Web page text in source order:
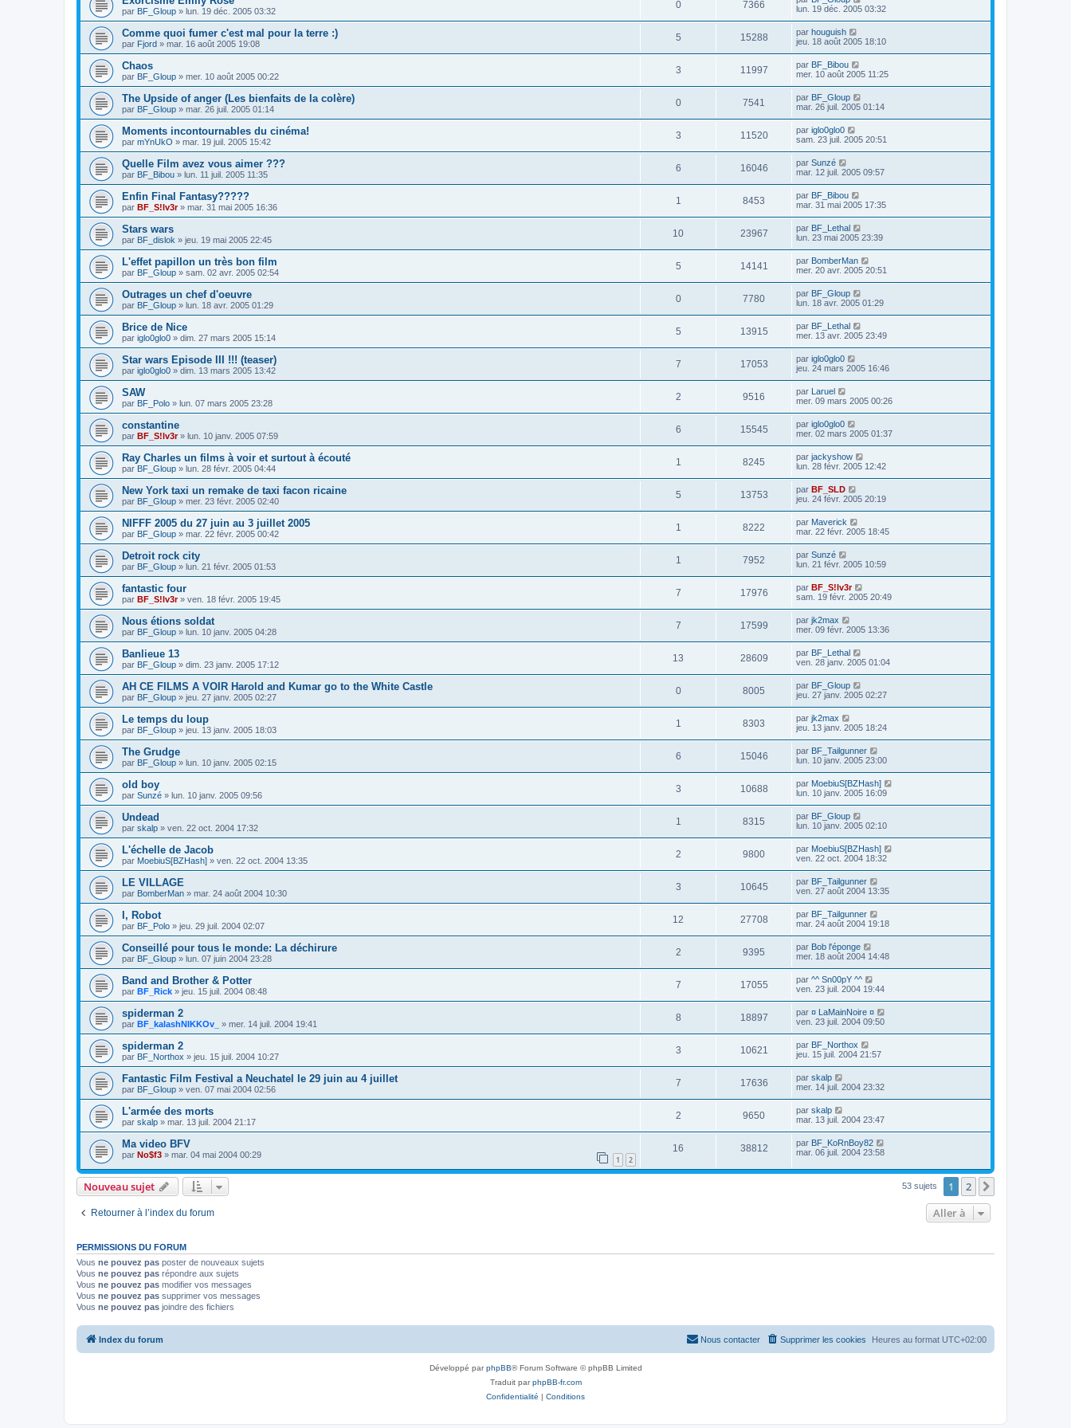
par BF_Gloup » lun. 19 déc. 2005 03:32
0 7366
lun. 19 déc. 2005 03:32
Comme quoi fumer c'est mal pour la terre :)
par Fjord » mar. 16 août 2005 19:08
5 15288 par houguish
jeu. 18 août 2005 18:10
Chaos
par BF_Gloup » mer. 10 août 2005 00:22
3 11997 par BF_Bibou
mer. 10 août 2005 11:25
The Upside of anger (Les bienfaits de la colère)
par BF_Gloup » mar. 26 juil. 2005 01:14
0 7541 par BF_Gloup
mar. 26 juil. 2005 01:14
Moments incontournables du cinéma!
par mYnUkO » mar. 19 juil. 2005 15:42
3 11520 par iglo0glo0
sam. 23 juil. 2005 20:51
Quelle Film avez vous aimer ???
par BF_Bibou » lun. 11 juil. 2005 11:35
6 16046 par Sunzé
mar. 12 juil. 2005 09:57
Enfin Final Fantasy?????
par BF_S!lv3r» mar. 31 mai 2005 16:36
1 8453 par BF_Bibou
mar. 31 mai 2005 17:35
Stars wars
par BF_dislok » jeu. 19 mai 2005 22:45
10 23967 par BF_Lethal
lun. 23 mai 2005 23:39
L'effet papillon un très bon film
par BF_Gloup » sam. 02 avr. 2005 02:54
5 14141 par BomberMan
mer. 20 avr. 2005 20:51
Outrages un chef d'oeuvre
par BF_Gloup » lun. 18 avr. 2005 01:29
0 7780 par BF_Gloup
lun. 18 avr. 2005 01:29
Brice de Nice
par iglo0glo0 » dim. 27 mars 2005 15:14
5 13915 par BF_Lethal
mer. 13 avr. 2005 23:49
Star wars Episode III !!! (teaser)
par iglo0glo0 » dim. 13 mars 2005 13:42
7 17053 par iglo0glo0
jeu. 24 mars 2005 16:46
SAW
par BF_Polo » lun. 07 mars 2005 23:28
2 9516 par Laruel
mer. 09 mars 2005 00:26
constantine
par BF_S!lv3r» lun. 10 janv. 2005 07:59
6 15545 par iglo0glo0
mer. 02 mars 2005 01:37
Ray Charles un films à voir et surtout à écouté
par BF_Gloup » lun. 28 févr. 2005 04:44
1 8245 par jackyshow
lun. 28 févr. 2005 12:42
New York taxi un remake de taxi facon ricaine
par BF_Gloup » mer. 23 févr. 2005 02:40
5 13753 par BF_SLD
jeu. 24 févr. 2005 20:19
NIFFF 2005 du 27 juin au 3 juillet 2005
par BF_Gloup » mar. 22 févr. 2005 00:42
1 8222 par Maverick
mar. 22 févr. 2005 18:45
Detroit rock city
par BF_Gloup » lun. 21 févr. 2005 01:53
1 7952 par Sunzé
lun. 21 févr. 2005 10:59
fantastic four
par BF_S!lv3r» ven. 18 févr. 2005 19:45
7 17976 par BF_S!lv3r
sam. 19 févr. 2005 20:49
Nous étions soldat
par BF_Gloup » lun. 10 janv. 2005 04:28
7 17599 par jk2max
mer. 09 févr. 2005 13:36
Banlieue 13
par BF_Gloup » dim. 23 janv. 2005 17:12
13 28609 par BF_Lethal
ven. 28 janv. 2005 01:04
AH CE FILMS A VOIR Harold and Kumar go to the White Castle
par BF_Gloup » jeu. 27 janv. 2005 02:27
0 8005 par BF_Gloup
jeu. 27 janv. 2005 02:27
Le temps du loup
par BF_Gloup » jeu. 13 janv. 2005 18:03
1 8303 par jk2max
jeu. 13 janv. 2005 18:24
The Grudge
par BF_Gloup » lun. 10 janv. 2005 02:15
6 15046 par BF_Tailgunner
lun. 10 janv. 2005 23:00
old boy
par Sunzé » lun. 10 janv. 2005 09:56
3 10688 par MoebiuS[BZHash]
lun. 10 janv. 2005 16:09
Undead
par skalp » ven. 22 oct. 2004 17:32
1 8315 par BF_Gloup
lun. 10 janv. 2005 02:10
L'échelle de Jacob
par MoebiuS[BZHash] » ven. 22 oct. 2004 13:35
2 9800 par MoebiuS[BZHash]
ven. 22 oct. 2004 18:32
LE VILLAGE
par BomberMan » mar. 24 août 2004 10:30
3 10645 par BF_Tailgunner
ven. 27 août 2004 13:35
I, Robot
par BF_Polo » jeu. 29 juil. 2004 02:07
12 27708 par BF_Tailgunner
mar. 24 août 2004 19:18
Conseillé pour tous le monde: La déchirure
par BF_Gloup » lun. 07 juin 2004 23:28
2 9395 par Bob l'éponge
mer. 18 août 2004 14:48
Band and Brother & Potter
par BF_Rick » jeu. 15 juil. 2004 08:48
7 17055 par ^^ Sn00pY ^^
ven. 23 juil. 2004 19:44
spiderman 2
par BF_kalashNIKKOv_ » mer. 14 juil. 2004 19:41
8 18897 par ¤ LaMainNoire ¤
ven. 23 juil. 2004 09:50
spiderman 2
par BF_Northox » jeu. 15 juil. 2004 10:27
3 10621 par BF_Northox
jeu. 15 juil. 2004 21:57
Fantastic Film Festival a Neuchatel le 29 juin au 4 juillet
par BF_Gloup » ven. 07 mai 2004 02:56
7 17636 par skalp
mer. 14 juil. 2004 23:32
L'armée des morts
par skalp » mar. 13 juil. 2004 21:17
2 9650 par skalp
mar. 13 juil. 2004 23:47
Ma video BFV
par No$f3 » mar. 04 mai 2004 00:29 1 2
16 38812 par BF_KoRnBoy82
mar. 06 juil. 2004 23:58
Nouveau sujet 53 sujets 1 2
Retourner à l’index du forum Aller à
PERMISSIONS DU FORUM
Vous ne pouvez pas poster de nouveaux sujets
Vous ne pouvez pas répondre aux sujets
Vous ne pouvez pas modifier vos messages
Vous ne pouvez pas supprimer vos messages
Vous ne pouvez pas joindre des fichiers
Index du forum Heures au format UTC+02:00
Supprimer les cookies
Nous contacter
Développé parphpBB® Forum Software © phpBB Limited
Traduit parphpBB-fr.com
Confidentialité | Conditions